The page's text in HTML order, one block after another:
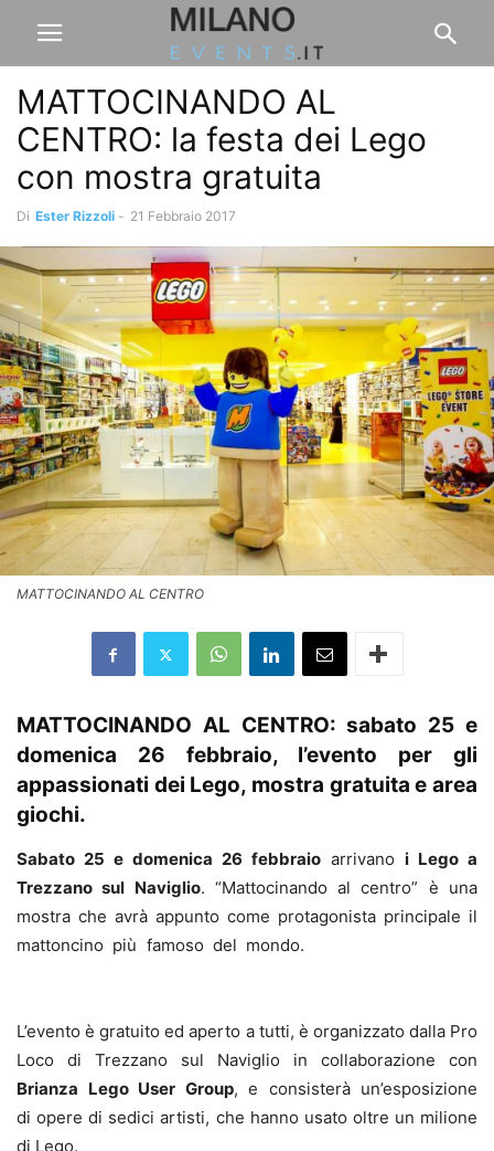
MATTOCINANDO AL
CENTRO: la festa dei Lego
con mostra gratuita
Di Ester Rizzoli - 21 Febbraio 2017
MATTOCINANDO AL CENTRO
MATTOCINANDO AL CENTRO: sabato 25 e
domenica 26 febbraio, l’evento per gli
appassionati dei Lego, mostra gratuita e area
giochi.
Sabato 25 e domenica 26 febbraio arrivano i Lego a
Trezzano sul Naviglio. “Mattocinando al centro” è una
mostra che avrà appunto come protagonista principale il
mattoncino più famoso del mondo.
L’evento è gratuito ed aperto a tutti, è organizzato dalla Pro
Loco di Trezzano sul Naviglio in collaborazione con
Brianza Lego User Group, e consisterà un’esposizione
di opere di sedici artisti, che hanno usato oltre un milione
di Lego.